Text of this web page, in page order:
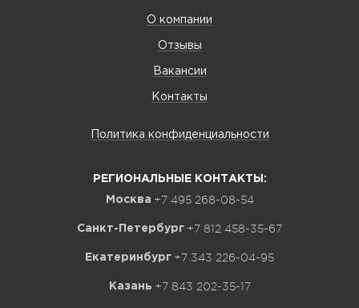
О компании
Отзывы
Вакансии
Контакты
Политика конфиденциальности
РЕГИОНАЛЬНЫЕ КОНТАКТЫ:
Москва +7 495 268-08-54
Санкт-Петербург +7 812 458-35-67
Екатеринбург +7 343 226-04-95
Казань +7 843 202-35-17